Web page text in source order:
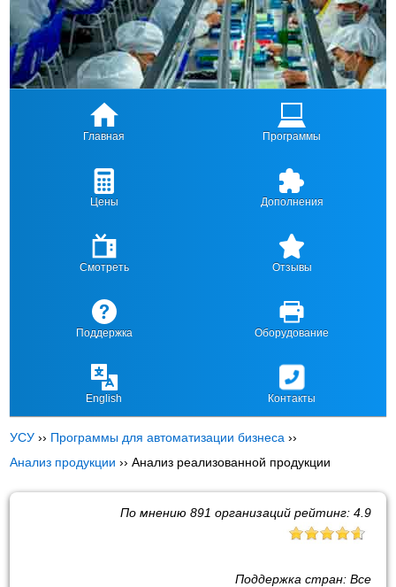
Главная Программы
Цены Дополнения
Смотреть Отзывы
Поддержка Оборудование
English Контакты
УСУ ›› Программы для автоматизации бизнеса ››
Анализ продукции ››Анализ реализованной продукции
По мнению 891 организаций рейтинг: 4.9
Поддержка стран: Все